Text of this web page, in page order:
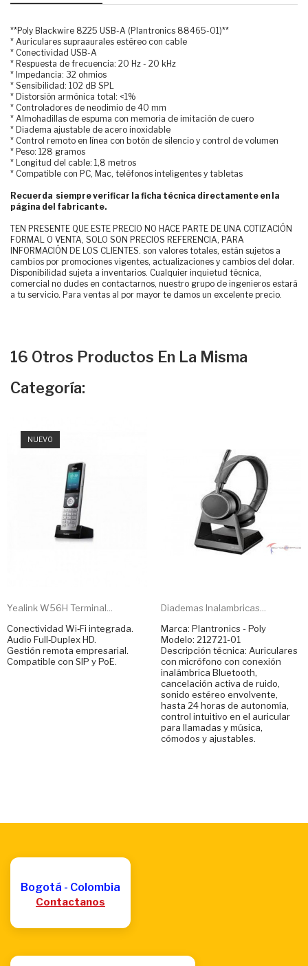
**Poly Blackwire 8225 USB-A (Plantronics 88465-01)**
* Auriculares supraaurales estéreo con cable
* Conectividad USB-A
* Respuesta de frecuencia: 20 Hz - 20 kHz
* Impedancia: 32 ohmios
* Sensibilidad: 102 dB SPL
* Distorsión armónica total: <1%
* Controladores de neodimio de 40 mm
* Almohadillas de espuma con memoria de imitación de cuero
* Diadema ajustable de acero inoxidable
* Control remoto en línea con botón de silencio y control de volumen
* Peso: 128 gramos
* Longitud del cable: 1,8 metros
* Compatible con PC, Mac, teléfonos inteligentes y tabletas
Recuerda siempre verificar la ficha técnica directamente en la
página del fabricante.
TEN PRESENTE QUE ESTE PRECIO NO HACE PARTE DE UNA COTIZACIÓN
FORMAL O VENTA, SOLO SON PRECIOS REFERENCIA, PARA
INFORMACIÓN DE LOS CLIENTES. son valores totales, están sujetos a
cambios por promociones vigentes, actualizaciones y cambios del dolar.
Disponibilidad sujeta a inventarios. Cualquier inquietud técnica,
comercial no dudes en contactarnos, nuestro grupo de ingenieros estará
a tu servicio. Para ventas al por mayor te damos un excelente precio.
16 Otros Productos En La Misma
Categoría:
NUEVO
Yealink W56H Terminal...
Conectividad Wi‑Fi integrada.
Audio Full‑Duplex HD.
Gestión remota empresarial.
Compatible con SIP y PoE.
Diademas Inalambricas...
Marca: Plantronics - Poly
Modelo: 212721-01
Descripción técnica: Auriculares
con micrófono con conexión
inalámbrica Bluetooth,
cancelación activa de ruido,
sonido estéreo envolvente,
hasta 24 horas de autonomía,
control intuitivo en el auricular
para llamadas y música,
cómodos y ajustables.
Bogotá - Colombia
Contactanos